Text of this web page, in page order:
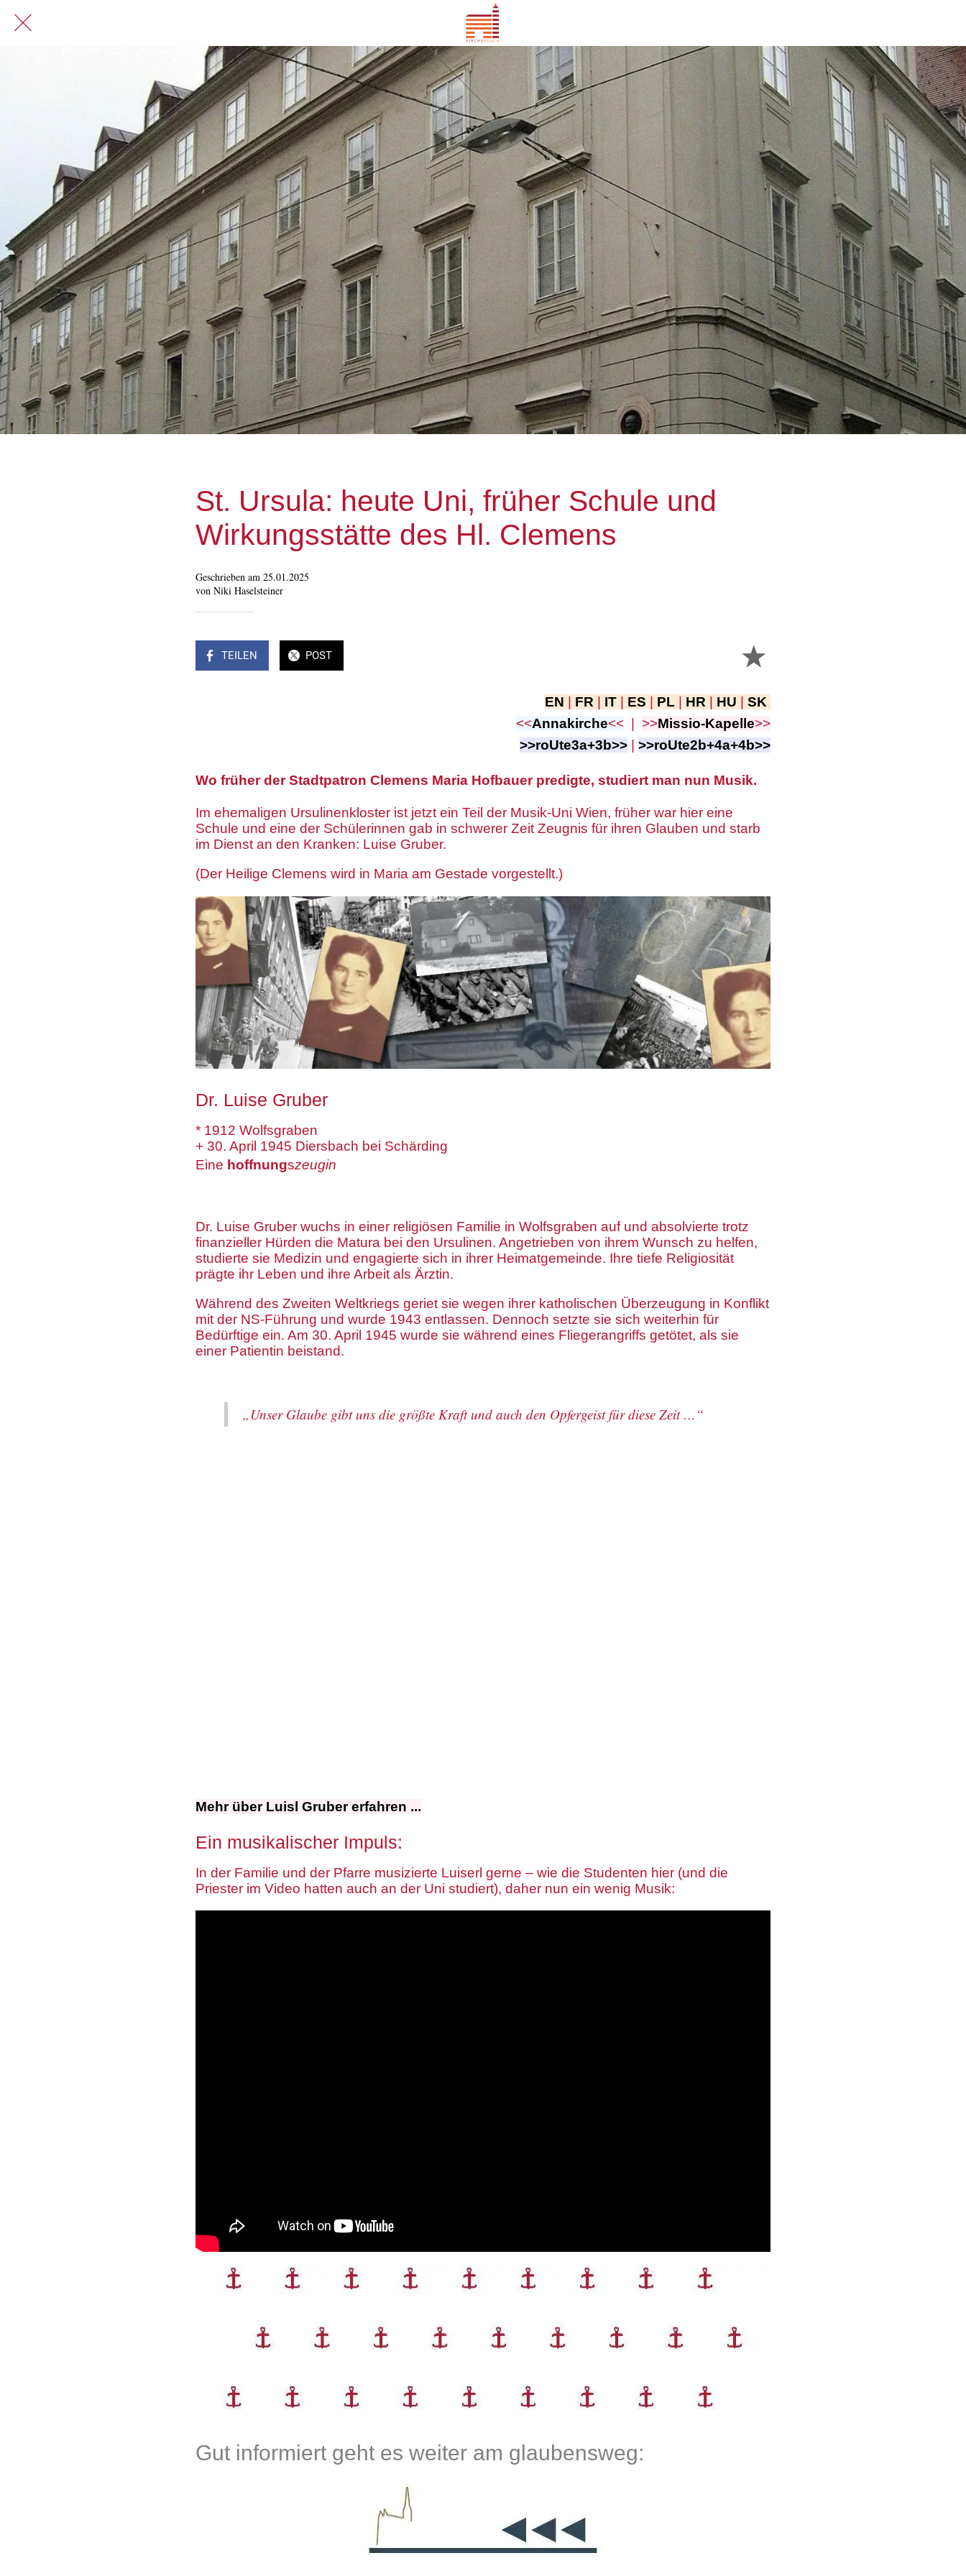
St. Ursula: heute Uni, früher Schule und
Wirkungsstätte des Hl. Clemens
Geschrieben am 25.01.2025
von Niki Haselsteiner
TEILEN POST
EN | FR | IT | ES | PL | HR | HU | SK
<<Annakirche<< | >>Missio-Kapelle>>
>>roUte3a+3b>> | >>roUte2b+4a+4b>>
Wo früher der Stadtpatron Clemens Maria Hofbauer predigte, studiert man nun Musik.
Im ehemaligen Ursulinenkloster ist jetzt ein Teil der Musik-Uni Wien, früher war hier eine
Schule und eine der Schülerinnen gab in schwerer Zeit Zeugnis für ihren Glauben und starb
im Dienst an den Kranken: Luise Gruber.
(Der Heilige Clemens wird in Maria am Gestade vorgestellt.)
Dr. Luise Gruber
* 1912 Wolfsgraben
+ 30. April 1945 Diersbach bei Schärding
​Eine hoffnungszeugin
Dr. Luise Gruber wuchs in einer religiösen Familie in Wolfsgraben auf und absolvierte trotz
finanzieller Hürden die Matura bei den Ursulinen. Angetrieben von ihrem Wunsch zu helfen,
studierte sie Medizin und engagierte sich in ihrer Heimatgemeinde. Ihre tiefe Religiosität
prägte ihr Leben und ihre Arbeit als Ärztin.
Während des Zweiten Weltkriegs geriet sie wegen ihrer katholischen Überzeugung in Konflikt
mit der NS-Führung und wurde 1943 entlassen. Dennoch setzte sie sich weiterhin für
Bedürftige ein. Am 30. April 1945 wurde sie während eines Fliegerangriffs getötet, als sie
einer Patientin beistand.
„Unser Glaube gibt uns die größte Kraft und auch den Opfergeist für diese Zeit …“
Mehr über Luisl Gruber erfahren ...
Ein musikalischer Impuls:
In der Familie und der Pfarre musizierte Luiserl gerne – wie die Studenten hier (und die
Priester im Video hatten auch an der Uni studiert), daher nun ein wenig Musik:
Gut informiert geht es weiter am glaubensweg: